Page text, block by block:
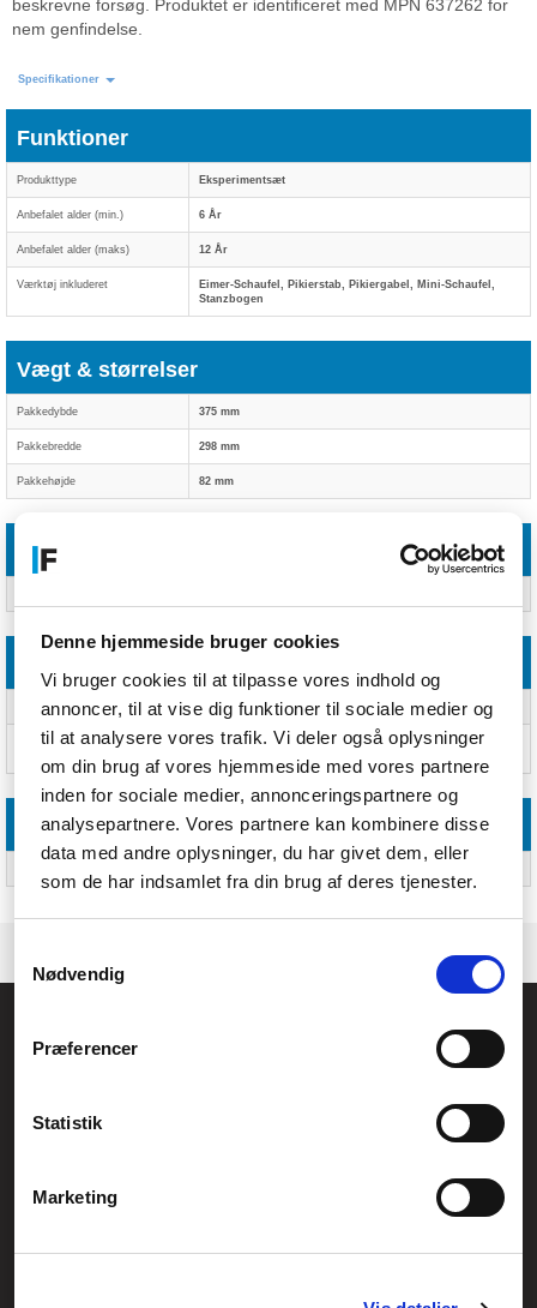
Denne hjemmeside bruger cookies
Vi bruger cookies til at tilpasse vores indhold og
annoncer, til at vise dig funktioner til sociale medier og
til at analysere vores trafik. Vi deler også oplysninger
om din brug af vores hjemmeside med vores partnere
inden for sociale medier, annonceringspartnere og
analysepartnere. Vores partnere kan kombinere disse
data med andre oplysninger, du har givet dem, eller
som de har indsamlet fra din brug af deres tjenester.
Nødvendig
Præferencer
Statistik
Marketing
beskrevne forsøg. Produktet er identificeret med MPN 637262 for
nem genfindelse.
Specifikationer
Funktioner
Produkttype Eksperimentsæt
Anbefalet alder (min.) 6 År
Anbefalet alder (maks) 12 År
Værktøj inkluderet
Eimer-Schaufel, Pikierstab, Pikiergabel, Mini-Schaufel,
Stanzbogen
Vægt & størrelser
Pakkedybde 375 mm
Pakkebredde 298 mm
Pakkehøjde 82 mm
Emballeringsdata
Anbefalet alder (min) Ikke til børn under 3 år
æggebakke, farveblyanter, saks, lim, andre almindelige
Sikkerhedsadvarsel
CVR.: 26208637
Generelle henvendelser:
Service- og reklamationsafdelingen: